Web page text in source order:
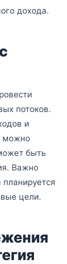
дохода.
потоков.
и
можно
быть
Важно
цели.